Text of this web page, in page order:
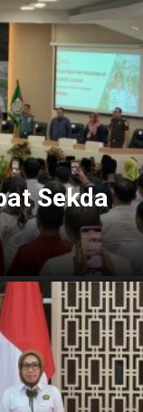
Sekda